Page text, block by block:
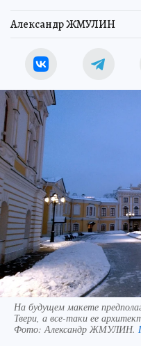
Александр ЖМУЛИН
На будущем макете
Твери, а все-таки ее
Фото: Александр ЖМУЛИН.